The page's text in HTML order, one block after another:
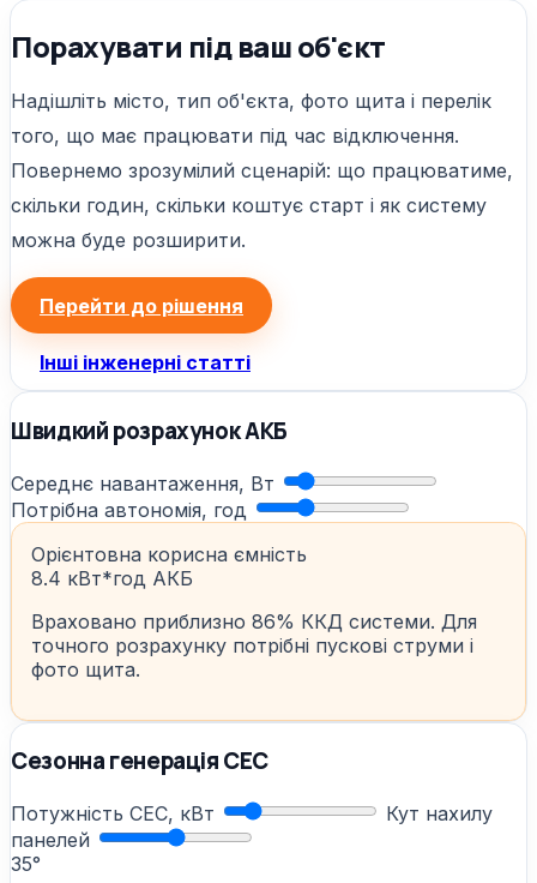
Порахувати під ваш об'єкт
Надішліть місто, тип об'єкта, фото щита і перелік
того, що має працювати під час відключення.
Повернемо зрозумілий сценарій: що працюватиме,
скільки годин, скільки коштує старт і як систему
можна буде розширити.
Перейти до рішення
Інші інженерні статті
Швидкий розрахунок АКБ
Середнє навантаження, Вт
Потрібна автономія, год
Орієнтовна корисна ємність
8.4 кВт*год АКБ
Враховано приблизно 86% ККД системи. Для
точного розрахунку потрібні пускові струми і
фото щита.
Сезонна генерація СЕС
Потужність СЕС, кВт
Кут нахилу
панелей
35°